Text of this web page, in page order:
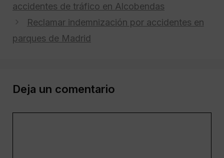
accidentes de tráfico en Alcobendas
Reclamar indemnización por accidentes en
parques de Madrid
Deja un comentario